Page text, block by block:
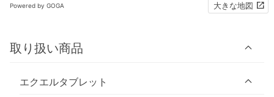
Powered by GOGA 大きな地図
取り扱い商品
エクエルタブレット